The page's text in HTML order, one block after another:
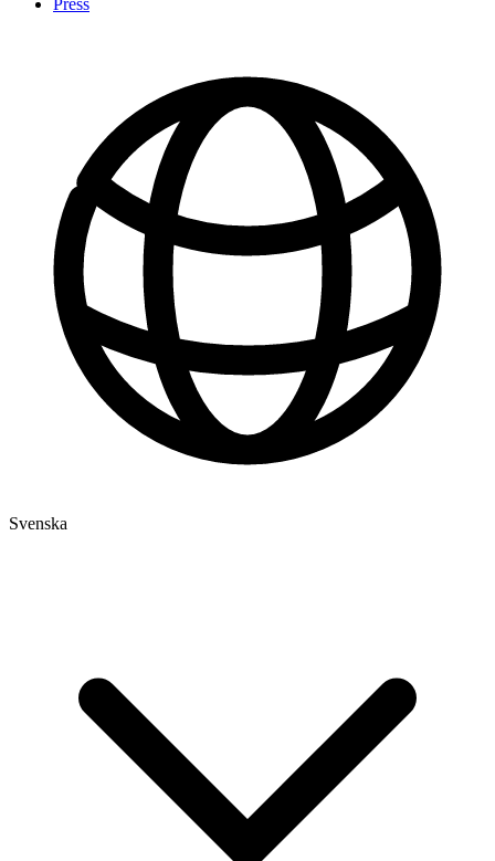
Svenska